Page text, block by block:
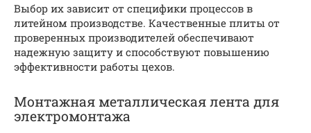
Выбор их зависит от специфики процессов в
литейном производстве. Качественные плиты от
проверенных производителей обеспечивают
надежную защиту и способствуют повышению
эффективности работы цехов.
Монтажная металлическая лента для
электромонтажа